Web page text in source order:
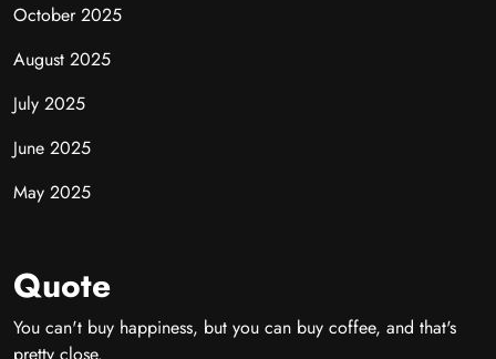
October 2025
August 2025
July 2025
June 2025
May 2025
Quote
You can't buy happiness, but you can buy coffee, and that's
pretty close.